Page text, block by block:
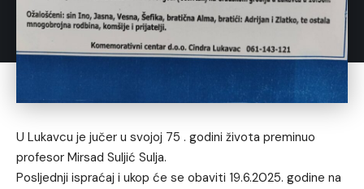
U Lukavcu je jučer u svojoj 75 . godini života preminuo
profesor Mirsad Suljić Sulja.
Posljednji ispraćaj i ukop će se obaviti 19.6.2025. godine na